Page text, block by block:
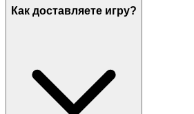
Как доставляете игру?